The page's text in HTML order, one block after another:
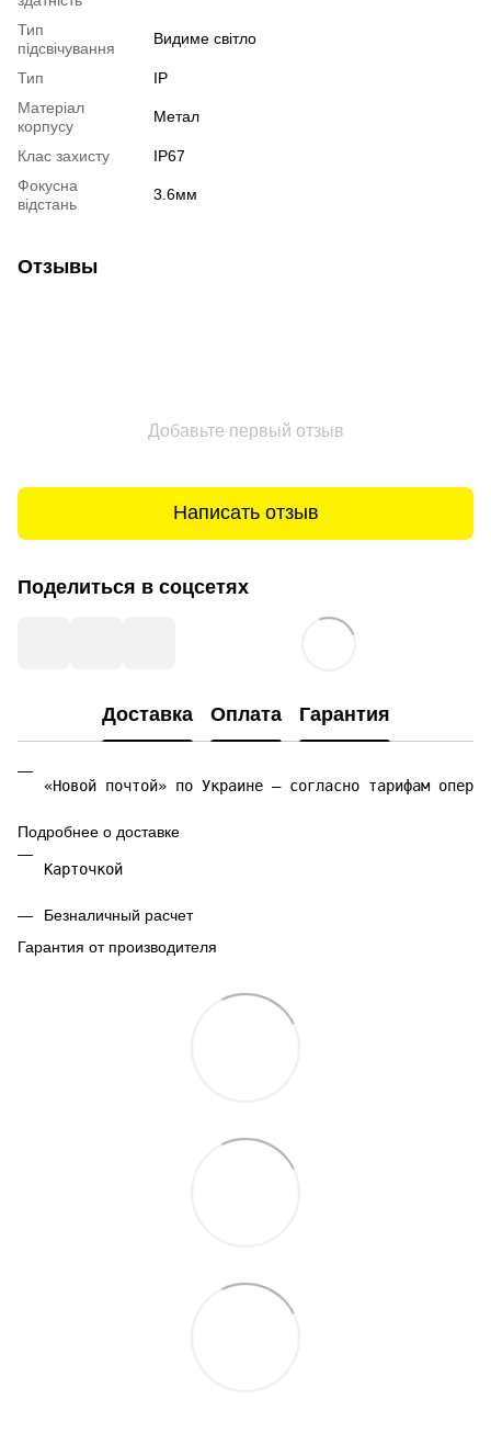
Тип
підсвічування
Видиме світло
Тип
IP
Матеріал
корпусу
Метал
Клас захисту
IP67
Фокусна
відстань
3.6мм
Отзывы
Добавьте первый отзыв
Написать отзыв
Поделиться в соцсетях
Доставка Оплата Гарантия
«Новой почтой» по Украине — согласно тарифам
Подробнее о доставке
Карточкой
Безналичный расчет
Гарантия от производителя